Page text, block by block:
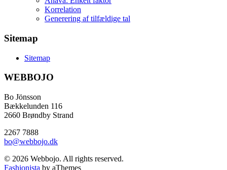
Korrelation
Generering af tilfældige tal
Sitemap
Sitemap
WEBBOJO
Bo Jönsson
Bækkelunden 116
2660 Brøndby Strand
2267 7888
bo@webbojo.dk
© 2026 Webbojo. All rights reserved.
Fashionista by aThemes